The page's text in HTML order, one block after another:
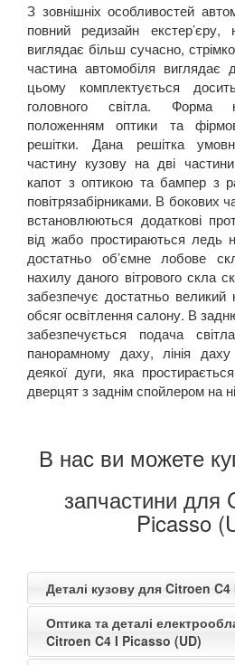
З зовнішніх особливостей
повний редизайн екстер’єру,
виглядає більш сучасно,
частина автомобіля виглядає
цьому комплектується
головного світла. Форма
положенням оптики та
решітки. Дана решітка
частину кузову на дві
капот з оптикою та бампер з
повітрязабірниками. В бокових
встановлюються додаткові
від жабо простираються ледь
достатньо об’ємне лобове
нахилу даного вітрового скла
забезпечує достатньо
обсяг освітлення салону. В
забезпечується подача
панорамному даху, лінія
деякої дуги, яка
дверцят з заднім спойлером на
В нас ви можете
запчастини для
Picasso
Деталі кузову для Citroen
Оптика та деталі
Citroen C4 I Picasso (UD)